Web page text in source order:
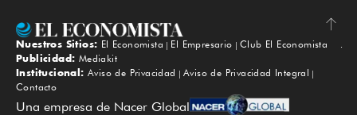
Subir
Nuestros Sitios: El Economista El Empresario
Club El Economista
Publicidad: Mediakit
Institucional: Aviso de Privacidad
Aviso de Privacidad Integral
Contacto
Una empresa de Nacer Global